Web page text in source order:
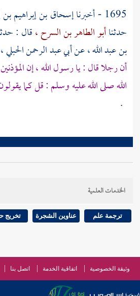
1695 - أخبرنا
إسحاق بن إبراهيم
حدثناأبو الطاهر بن السرح ،قال :
بن عبد الله، عنأبي عبد الرحمن الحبلي
أن رجلا قال : يا رسول الله ، إن
الله صلى الله عليه وسلم : قل كما
.
الخدمات العلمية
ترجمة علم عناوين الشجرة تخريج
وثيقة الخصوصية اتفاقية الخدمة اتصل بنا